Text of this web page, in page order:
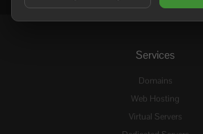
Services
Domains
Web Hosting
Virtual Servers